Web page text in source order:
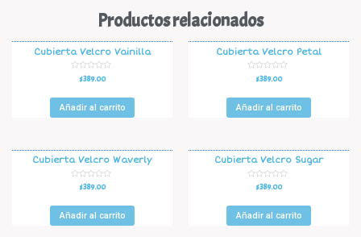
Productos relacionados
Cubierta Velcro Vainilla
o
r
a
d
0
d
e
5
$389.00
Añadir al carrito
Cubierta Velcro Petal
o
r
a
d
0
d
e
5
$389.00
Añadir al carrito
Cubierta Velcro Waverly
o
r
a
d
$389.00
Añadir al carrito
Cubierta Velcro Sugar
o
r
a
d
$389.00
Añadir al carrito